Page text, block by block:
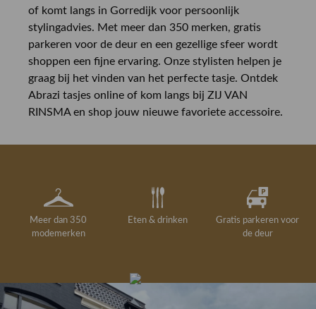
of komt langs in Gorredijk voor persoonlijk
stylingadvies. Met meer dan 350 merken, gratis
parkeren voor de deur en een gezellige sfeer wordt
shoppen een fijne ervaring. Onze stylisten helpen je
graag bij het vinden van het perfecte tasje. Ontdek
Abrazi tasjes online of kom langs bij ZIJ VAN
RINSMA en shop jouw nieuwe favoriete accessoire.
Meer dan 350
modemerken
Eten & drinken
Gratis parkeren voor
de deur
drankje
Gratis retourneren in
Deskundig